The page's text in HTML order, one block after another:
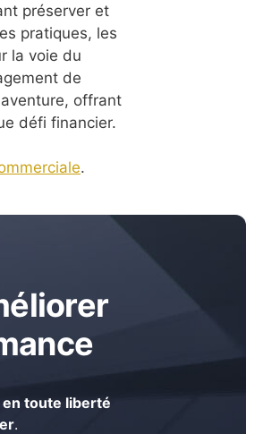
préserver et
pratiques, les
la voie du
de
offrant
défi financier.
.
toute liberté
.